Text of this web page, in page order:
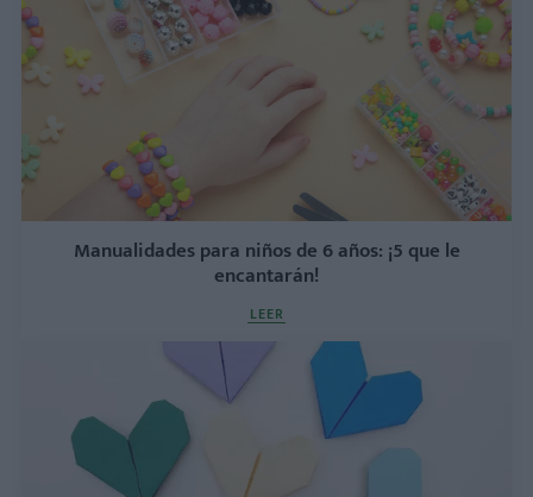
Manualidades para niños de 6 años: ¡5 que le
encantarán!
LEER